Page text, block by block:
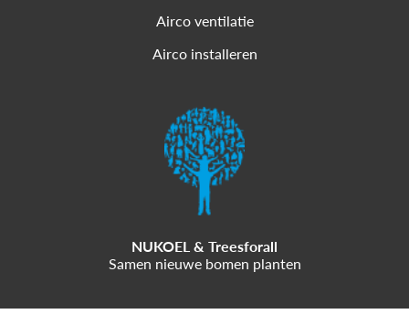
Airco ventilatie
Airco installeren
NUKOEL & Treesforall
Samen nieuwe bomen planten